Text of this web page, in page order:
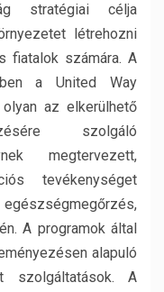
stratégiai célja
létrehozni
fiatalok számára. A
a United Way
az elkerülhető
szolgáló
megtervezett,
tevékenységet
A programok által
alapuló
szolgáltatások. A